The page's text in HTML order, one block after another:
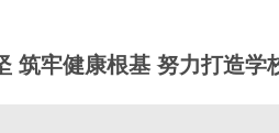
筑牢健康根基 努力打造学